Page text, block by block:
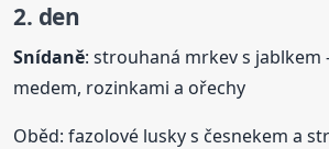
2. den
Snídaně: strouhaná mrkev s jablkem
medem, rozinkami a ořechy
Oběd: fazolové lusky s česnekem a